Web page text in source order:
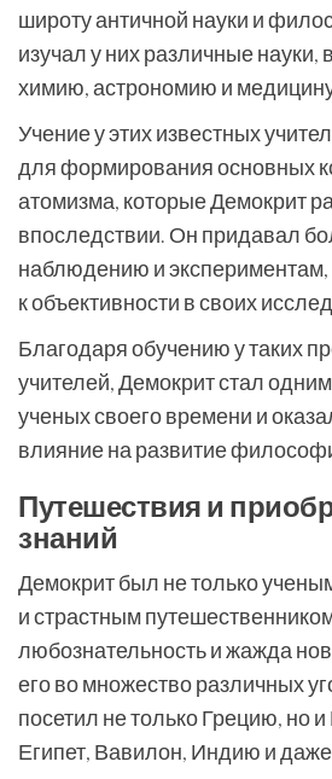
широту античной науки и
изучал у них различные науки,
химию, астрономию и
Учение у этих известных
для формирования основных
атомизма, которые Демокрит
впоследствии. Он придавал
наблюдению и экспериментам,
к объективности в своих
Благодаря обучению у таких
учителей, Демокрит стал
ученых своего времени и
влияние на развитие
Путешествия и
знаний
Демокрит был не только
и страстным
любознательность и жажда
его во множество различных
посетил не только Грецию, но
Египет, Вавилон, Индию и